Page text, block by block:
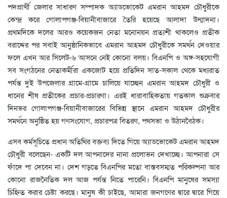
পদপ্রার্থী জেলার সাধারণ সম্পাদক অ্যাডভোকেট এমরান আহমদ চৌধুরীকে
কেন্দ্র করে গোলাপগঞ্জ-বিয়ানীবাজারে তৈরি হয়েছে আলাদা উন্মাদনা।
প্রথমদিকে দলের আরও কয়েকজন নেতা মনোনয়ন প্রত্যশী থাকলেও প্রতীক
বরাদ্দের পর সবাই আনুষ্ঠানিকভাবে এমরান আহমদ চৌধুরীকে সমর্থন দেওয়ার
ফলে এখন আর সিলেট-৬ আসনে নেই কোনো বলয়। বিএনপি ও অঙ্গ-সহযোগী
সব সংগঠনের নেতাকর্মীরা একজোট হয়ে প্রতিদিন সাত-সকাল থেকে মধ্যরাত
পর্যন্ত দুই উপজেলার গ্রামে-গ্রামে চালিয়ে যাচ্ছেন এমরান আহমদ চৌধুরী ও
ধানের শীষ প্রতীকের প্রচার-প্রচারণা। এরই ধারাবাহিকতায় গতকাল শুক্রবার
দিনভর গোলাপগঞ্জ-বিয়ানীবাজারের বিভিন্ন স্থানে এমরান আহমদ চৌধুরীর
সমর্থনে অনুষ্ঠিত হয় গণসংযোগ, প্রচারপত্র বিতরণ, পথসভা ও উঠানবৈঠক।
এসব কর্মসূচিতে প্রধান অতিথির বক্তব্য দিতে গিয়ে অ্যাডভোকেট এমরান আহমদ
চৌধুরী বলেছেন- একটি দল আপনাদের নানা প্রলোভন দেখাচ্ছে। আপনারা সে
ফাঁদে পা দেবেন না। দেশ গড়তে বিএনপির মতো বাস্তবসম্মত পরিকল্পনা আর
কোনো রাজনৈতিক দল আজ পর্যন্ত নিতে পারেনি। বিএনপি মানুষের সমস্যা
চিহ্নিত করার চেষ্টা করছে। মানুষ কী চাইছে, আমারা জনগণের দ্বারে দ্বারে গিয়ে